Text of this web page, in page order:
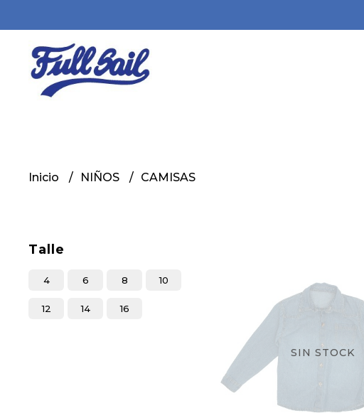
Inicio NIÑOS CAMISAS
Talle
4 6 8 10
12 14 16
SIN STOCK